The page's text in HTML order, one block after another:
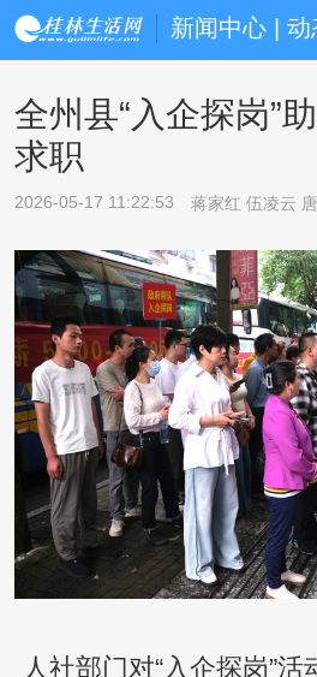
新闻中心 | 动
全州县“入企探岗”
求职
2026-05-17 11:22:53 蒋家红 伍凌云
人社部门对“入企探岗”